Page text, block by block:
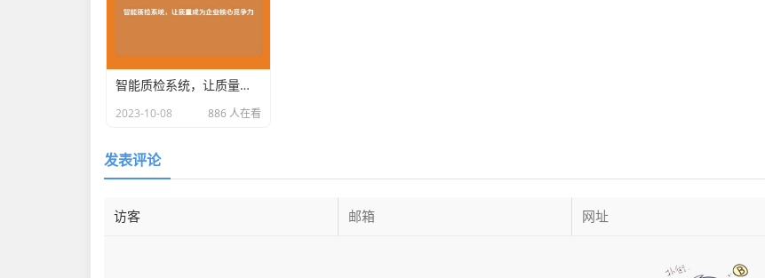
智能质检系统，让质量成为企业核心竞争力
2023-10-08 886 人在看
发表评论